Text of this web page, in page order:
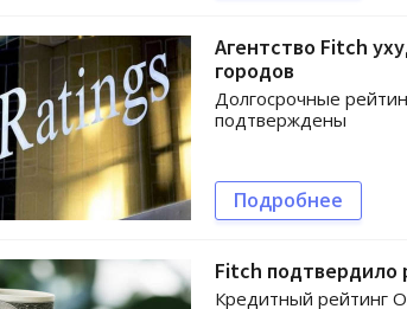
Агентство Fitch
городов
Долгосрочные
подтверждены
Подробнее
Fitch подтвердило
Кредитный рейтинг